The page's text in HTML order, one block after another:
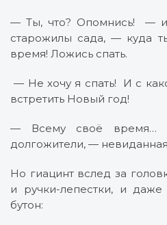
— Ты, что? Опомнись! —
старожилы сада, — куда
время! Ложись спать.
— Не хочу я спать! И с
встретить Новый год!
— Всему своё время…
долгожители, — невиданная
Но гиацинт вслед за
и ручки-лепестки, и даже
бутон: